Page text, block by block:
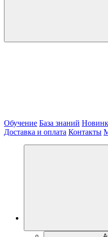
Обучение База знаний
Доставка и оплата Контакты